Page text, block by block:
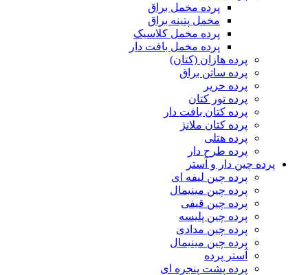
پرده مخمل براق
مخمل پتینه براق
پرده مخمل کلاسیک
پرده مخمل بافت دار
پرده هازان (کتان)
پرده ساتن براق
پرده حریر
پرده تور کتان
پرده کتان بافت دار
پرده کتان ملانژ
پرده هتلی
پرده طرح دار
پرده چین دار و آستر
پرده چین لیفه ای
پرده چین مینیمال
پرده چین قیفی
پرده چین پلیسه
پرده چین مدادی
پرده چین مینیمال
آستر پرده
پرده پشت پنجره ای